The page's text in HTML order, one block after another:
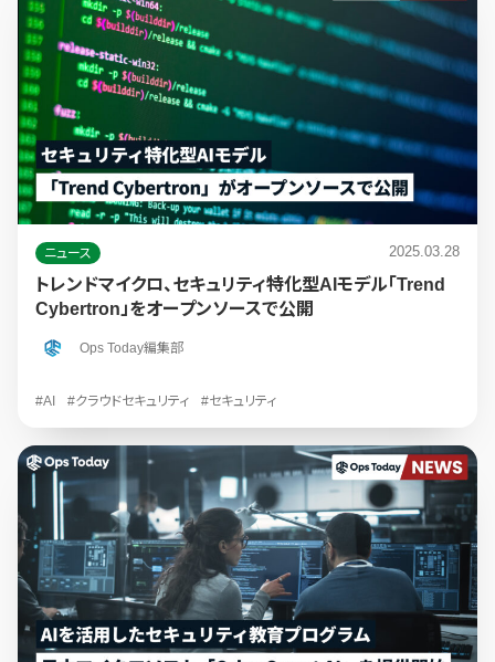
ニュース 2025.03.28
トレンドマイクロ、セキュリティ特化型AIモデル「Trend
Cybertron」をオープンソースで公開
Ops Today編集部
#AI #クラウドセキュリティ #セキュリティ